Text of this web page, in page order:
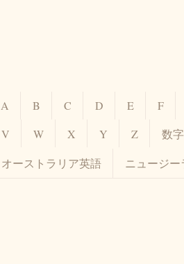
A B C D E F
V
W X Y Z 数
オーストラリア英語 ニュージ